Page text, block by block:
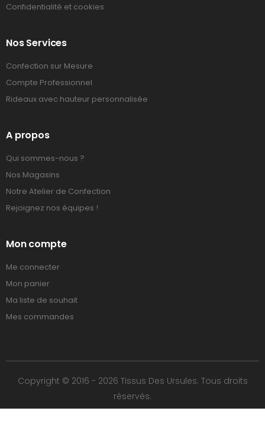
Confidentialité et cookies
Nos Services
Confection sur Mesure
Compte Professionnel
Rideaux avec hauteur personnalisée
A propos
Qui sommes-nous ?
Nos Magasins
Notre Atelier de Confection
Rejoignez nos équipes !
Mon compte
Me connecter
Mon panier
Ma liste de souhait
Mes commandes
Copyright © 2016 - 2026 Tissus Des Ursules. Tous droits
réservés.